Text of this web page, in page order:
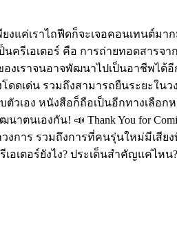
แค่เราไถฟีดก็จะเจอคอนเทนต์ม
รีเอเตอร์ คือ การถ่ายทอดสารจ
เราจนอาจพัฒนาไปเป็นอาชีพได้
ดเด่น รวมถึงสามารถยืนระยะใ
เอง หนังสือก็ถือเป็นอีกทางเลือก
ตนเองกัน! 📣 Thank You for
การ รวมถึงการที่คนรุ่นใหม่มีเสี
เตอร์ยังไง? ประเด็นสำคัญแค่ไห